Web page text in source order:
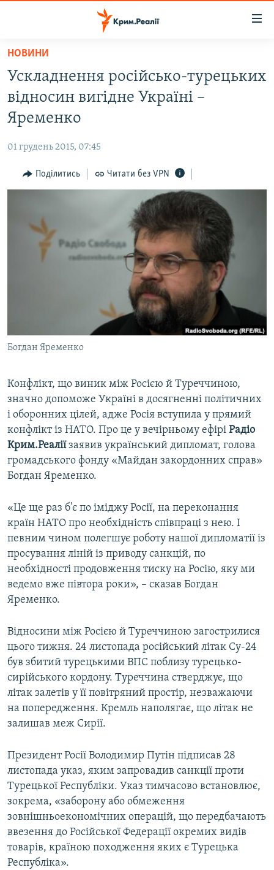
Перейти
основного
матеріалу
Перейти
до
основної
навігації
Перейти
до
ВОДА.КРИМ
ВІДЕО ТА ФОТО
БЛОГИ
ПОГЛЯД
ВСЕ ЗА ДЕНЬ
СПЕЦПРОЕКТИ
ДЕПОРТАЦІЯ
УКРАЇНСЬКА ПРОБЛЕМА КРИМУ
ІНФОГРАФІКА
ЯК ОБІЙТИ БЛОКУВАННЯ
ДОЛУЧАЙСЯ!
Усі сайти RFE/RL
НОВИНИ
Ускладнення російсько-турецьких
відносин вигідне Україні –
Яременко
01 грудень 2015, 07:45
Поділитись Читати без VPN
Богдан Яременко
Конфлікт, що виник між Росією й Туреччиною,
значно допоможе Україні в досягненні політичних
і оборонних цілей, адже Росія вступила у прямий
конфлікт із НАТО. Про це у вечірньому ефірі Радіо
Крим.Реаліїзаявив український дипломат, голова
громадського фонду «Майдан закордонних справ»
Богдан Яременко.
«Це ще раз б'є по іміджу Росії, на переконання
країн НАТО про необхідність співпраці з нею. І
певним чином полегшує роботу нашої дипломатії із
просування ліній із приводу санкцій, по
необхідності продовження тиску на Росію, яку ми
ведемо вже півтора роки», – сказав Богдан
Яременко.
Відносини між Росією й Туреччиною загострилися
цього тижня. 24 листопада російський літак Су-24
був збитий турецькими ВПС поблизу турецько-
сирійського кордону. Туреччина стверджує, що
літак залетів у її повітряний простір, незважаючи
на попередження. Кремль наполягає, що літак не
залишав меж Сирії.
Президент Росії Володимир Путін підписав 28
листопада указ, яким запровадив санкції проти
Турецької Республіки. Указ тимчасово встановлює,
зокрема, «заборону або обмеження
зовнішньоекономічних операцій, що передбачають
ввезення до Російської Федерації окремих видів
товарів, країною походження яких є Турецька
Республіка».